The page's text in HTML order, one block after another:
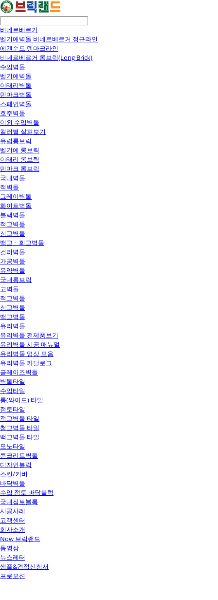
비네르베르거
벨기에벽돌 비네르베르거 정규라인
에겐순드 덴마크라인
비네르베르거 롱브릭(Long Brick)
수입벽돌
벨기에벽돌
이태리벽돌
덴마크벽돌
스페인벽돌
호주벽돌
이외 수입벽돌
컬러별 살펴보기
유럽롱브릭
벨기에 롱브릭
이태리 롱브릭
덴마크 롱브릭
국내벽돌
적벽돌
그레이벽돌
화이트벽돌
블랙벽돌
적고벽돌
청고벽돌
백고ㆍ회고벽돌
컬러벽돌
가공벽돌
유약벽돌
국내롱브릭
고벽돌
적고벽돌
청고벽돌
백고벽돌
유리벽돌
유리벽돌 전제품보기
유리벽돌 시공 매뉴얼
유리벽돌 영상 모음
유리벽돌 카달로그
글레이즈벽돌
벽돌타일
수입타일
롱(와이드) 타일
점토타일
적고벽돌 타일
청고벽돌 타일
백고벽돌 타일
모노타일
콘크리트벽돌
디자인블럭
스킨/커버
바닥벽돌
수입 점토 바닥블럭
국내점토블록
시공사례
고객센터
회사소개
Now 브릭랜드
동영상
뉴스레터
샘플&견적신청서
프로모션